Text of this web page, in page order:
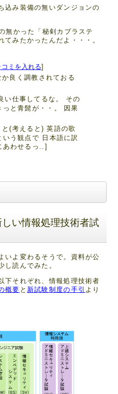
込み装備の無いダンジョンの
無かった「秘剣カブラステ
みたかったんだよ・・・。
ミを入れる]
良く調教されておる
い仕事してるな。 その
っと青髭が・・。 因果
と(考えると) 英語の歌
う観点で 日本語に訳
あわせるっ..]
い情報処理技術者試
いよ変わるそうで。資料が公
し読んでみた。
下それぞれ、情報処理技術者
概要 と 新試験制度の手引 より